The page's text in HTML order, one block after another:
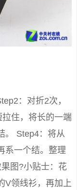
：对折2次，
住，将长的一端
。 Step4：将从
系一个结。整理
图?小贴士：花
V领线衫，再加上